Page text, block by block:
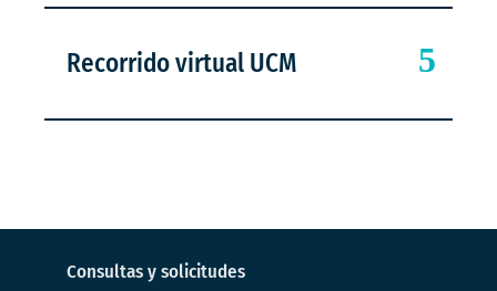
Recorrido virtual UCM
Consultas y solicitudes